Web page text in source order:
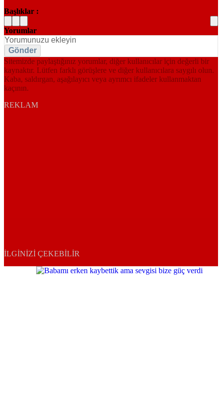
Başlıklar :
Yorumlar
Gönder
Sitemizde paylaştığınız yorumlar, diğer kullanıcılar için değerli bir
kaynaktır. Lütfen farklı görüşlere ve diğer kullanıcılara saygılı olun.
Kaba, saldırgan, aşağılayıcı veya ayrımcı ifadeler kullanmaktan
kaçının.
REKLAM
İLGINIZI ÇEKEBILIR